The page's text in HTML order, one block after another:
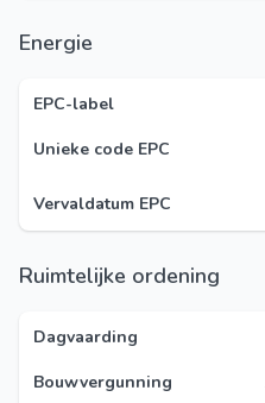
Energie
EPC-label
Unieke code EPC
Vervaldatum EPC
Ruimtelijke ordening
Dagvaarding
Bouwvergunning